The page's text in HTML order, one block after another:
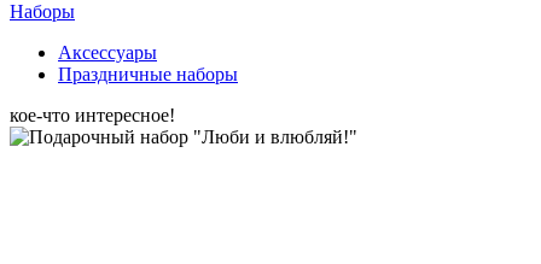
Наборы
Аксессуары
Праздничные наборы
кое-что интересное!